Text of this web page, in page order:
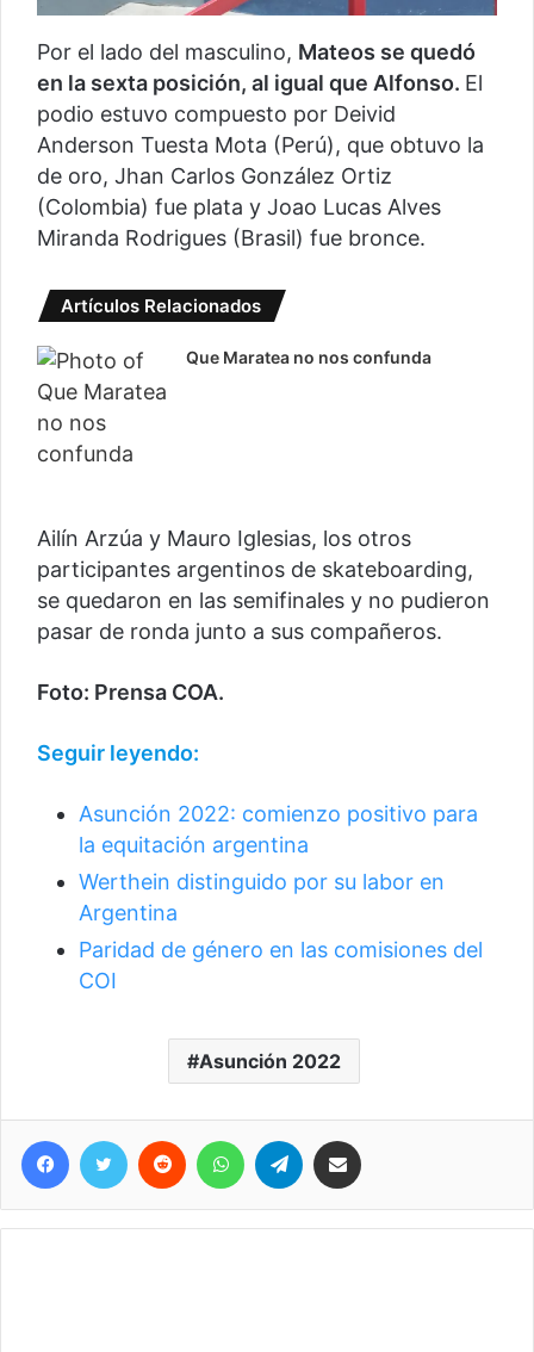
Por el lado del masculino, Mateos se quedó
en la sexta posición, al igual que Alfonso. El
podio estuvo compuesto por Deivid
Anderson Tuesta Mota (Perú), que obtuvo la
de oro, Jhan Carlos González Ortiz
(Colombia) fue plata y Joao Lucas Alves
Miranda Rodrigues (Brasil) fue bronce.
Artículos Relacionados
Que Maratea no nos confunda
Ailín Arzúa y Mauro Iglesias, los otros
participantes argentinos de skateboarding,
se quedaron en las semifinales y no pudieron
pasar de ronda junto a sus compañeros.
Foto: Prensa COA.
Seguir leyendo:
Asunción 2022: comienzo positivo para
la equitación argentina
Werthein distinguido por su labor en
Argentina
Paridad de género en las comisiones del
COI
Asunción 2022
Facebook
Twitter Reddit WhatsAppTelegram